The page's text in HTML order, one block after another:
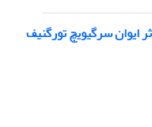
سرگیویچ تورگنیف